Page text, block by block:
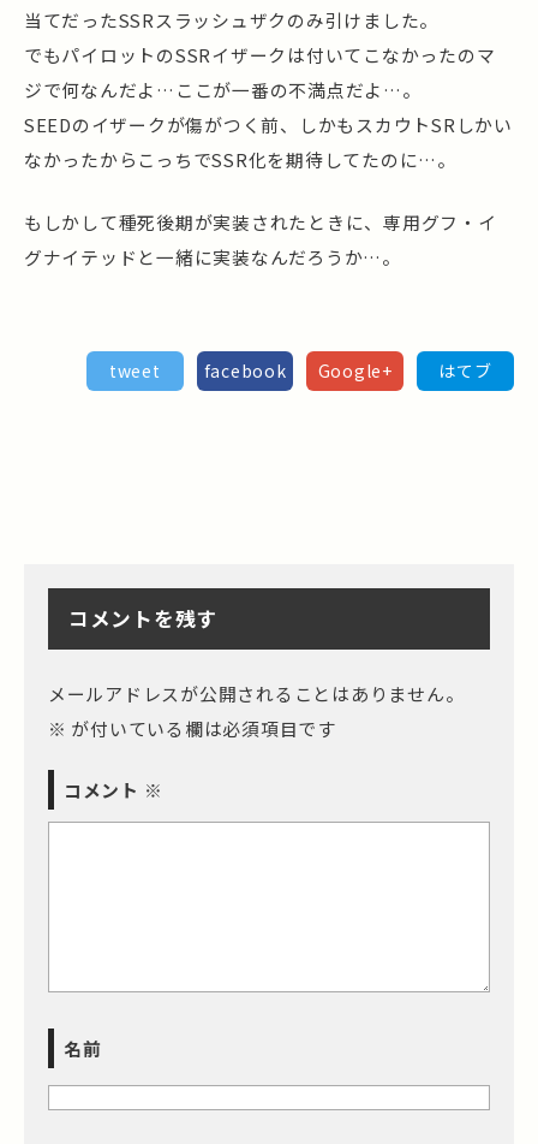
当てだったSSRスラッシュザクのみ引けました。
でもパイロットのSSRイザークは付いてこなかったのマ
ジで何なんだよ…ここが一番の不満点だよ…。
SEEDのイザークが傷がつく前、しかもスカウトSRしかい
なかったからこっちでSSR化を期待してたのに…。
もしかして種死後期が実装されたときに、専用グフ・イ
グナイテッドと一緒に実装なんだろうか…。
tweet facebook Google+ はてブ
コメントを残す
メールアドレスが公開されることはありません。
※ が付いている欄は必須項目です
コメント ※
名前